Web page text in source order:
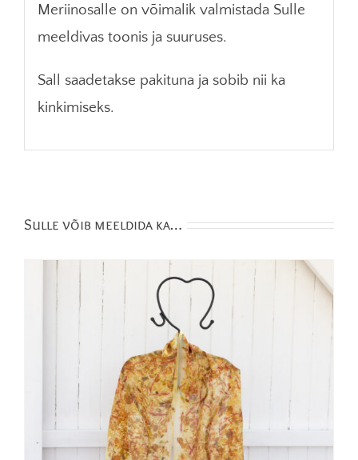
Meriinosalle on võimalik valmistada Sulle
meeldivas toonis ja suuruses.
Sall saadetakse pakituna ja sobib nii ka
kinkimiseks.
Sulle võib meeldida ka…